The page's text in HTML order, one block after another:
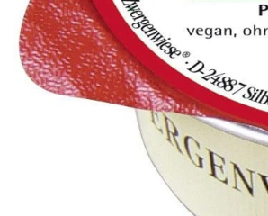
PT-
PT
SV